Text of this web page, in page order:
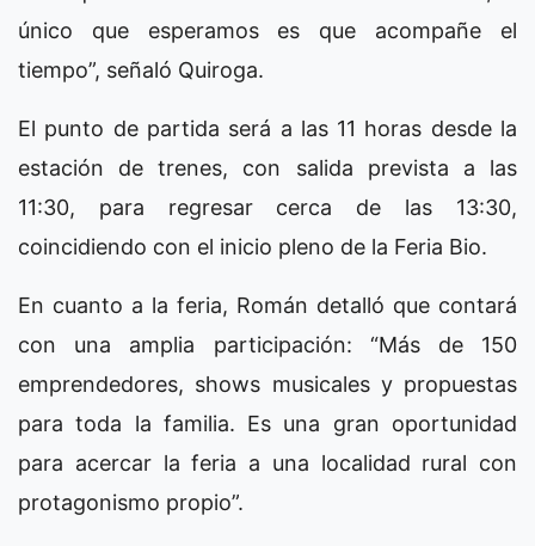
único que esperamos es que acompañe el
tiempo”, señaló Quiroga.
El punto de partida será a las 11 horas desde la
estación de trenes, con salida prevista a las
11:30, para regresar cerca de las 13:30,
coincidiendo con el inicio pleno de la Feria Bio.
En cuanto a la feria, Román detalló que contará
con una amplia participación: “Más de 150
emprendedores, shows musicales y propuestas
para toda la familia. Es una gran oportunidad
para acercar la feria a una localidad rural con
protagonismo propio”.